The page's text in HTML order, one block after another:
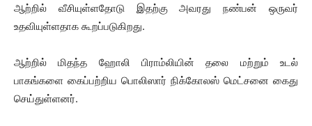
ஆற்றில் வீசியுள்ளதோடு இதற்கு அவரது நண்பன் ஒருவர்
உதவியுள்ளதாக கூறப்படுகிறது.
ஆற்றில் மிதந்த ஹோலி பிராம்லியின் தலை மற்றும் உடல்
பாகங்களை கைப்பற்றிய பொலிஸார் நிக்கோலஸ் மெட்சனை கைது
செய்துள்ளனர்.